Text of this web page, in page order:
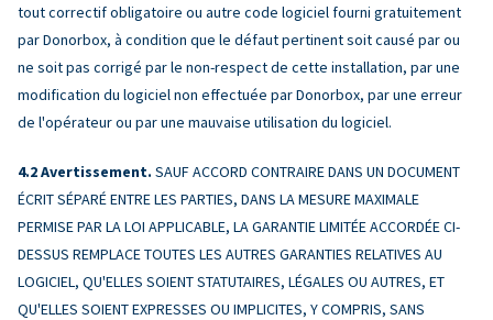
tout correctif obligatoire ou autre code logiciel fourni gratuitement
par Donorbox, à condition que le défaut pertinent soit causé par ou
ne soit pas corrigé par le non-respect de cette installation, par une
modification du logiciel non effectuée par Donorbox, par une erreur
de l'opérateur ou par une mauvaise utilisation du logiciel.
Avertissement. SAUF ACCORD CONTRAIRE DANS UN DOCUMENT
ÉCRIT SÉPARÉ ENTRE LES PARTIES, DANS LA MESURE MAXIMALE
PERMISE PAR LA LOI APPLICABLE, LA GARANTIE LIMITÉE ACCORDÉE CI-
DESSUS REMPLACE TOUTES LES AUTRES GARANTIES RELATIVES AU
LOGICIEL, QU'ELLES SOIENT STATUTAIRES, LÉGALES OU AUTRES, ET
QU'ELLES SOIENT EXPRESSES OU IMPLICITES, Y COMPRIS, SANS